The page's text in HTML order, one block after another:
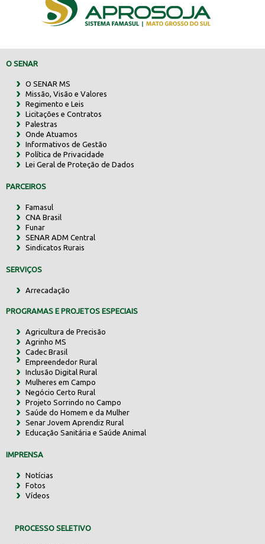
O SENAR
O SENAR MS
Missão, Visão e Valores
Regimento e Leis
Licitações e Contratos
Palestras
Onde Atuamos
Informativos de Gestão
Política de Privacidade
Lei Geral de Proteção de Dados
PARCEIROS
Famasul
CNA Brasil
Funar
SENAR ADM Central
Sindicatos Rurais
SERVIÇOS
Arrecadação
PROGRAMAS E PROJETOS ESPECIAIS
Agricultura de Precisão
Agrinho MS
Cadec Brasil
Empreendedor Rural
Inclusão Digital Rural
Mulheres em Campo
Negócio Certo Rural
Projeto Sorrindo no Campo
Saúde do Homem e da Mulher
Senar Jovem Aprendiz Rural
Educação Sanitária e Saúde Animal
IMPRENSA
Notícias
Fotos
Vídeos
PROCESSO SELETIVO